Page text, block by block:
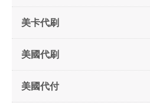
美卡代刷
美國代刷
美國代付